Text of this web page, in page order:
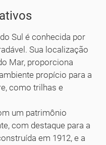
Sul é conhecida por
Sua localização
Mar, proporciona
propício para a
como trilhas e
um patrimônio
com destaque para a
em 1912, e a